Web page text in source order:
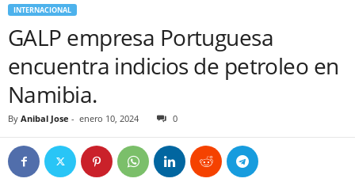
INTERNACIONAL
GALP empresa Portuguesa
encuentra indicios de petroleo en
Namibia.
By Anibal Jose - enero 10, 2024 0